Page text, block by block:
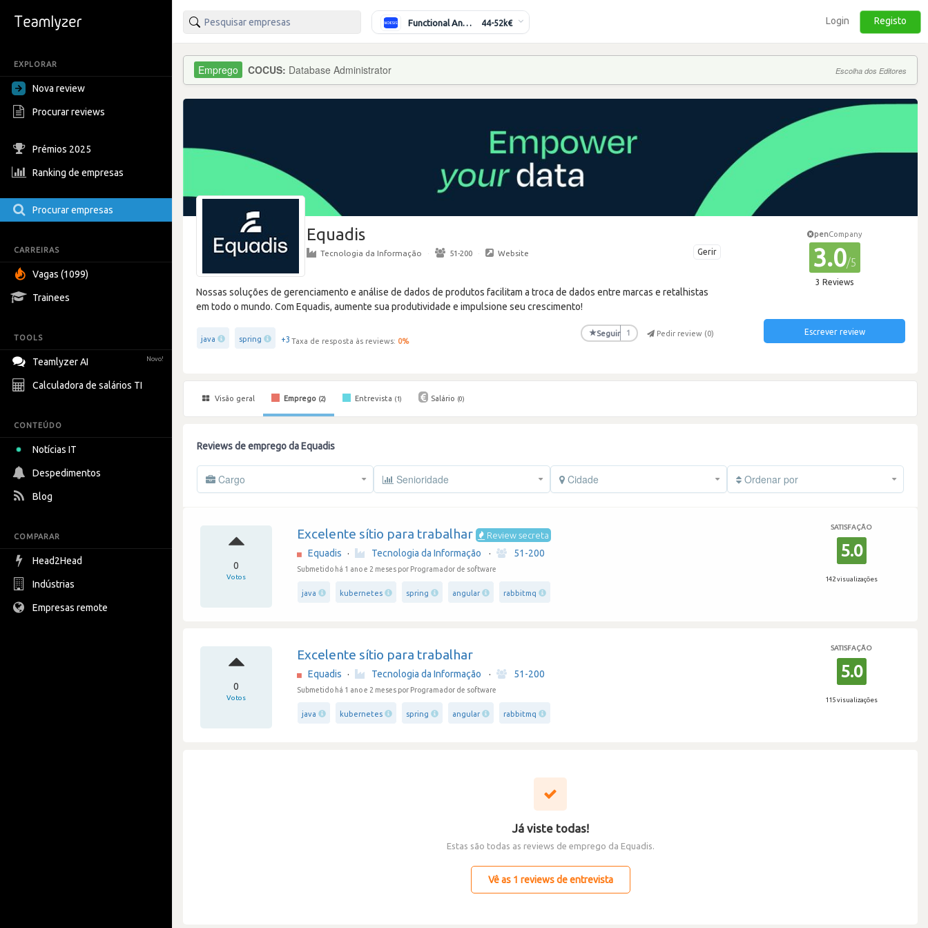
EXPLORAR
Nova review
Procurar reviews
Prémios 2025
Ranking de empresas
Procurar empresas
CARREIRAS
Vagas (1099)
Trainees
TOOLS
Teamlyzer AI Novo!
Calculadora de salários TI
CONTEÚDO
Notícias IT
Despedimentos
Blog
COMPARAR
Head2Head
Indústrias
Empresas remote
Functional Analyst (Banking) 44-52k€ Login Registo
COCUS: Database Administrator Escolha dos Editores
Equadis
Gerir
Tecnologia da Informação · 51-200 · Website
Nossas soluções de gerenciamento e análise de dados de produtos facilitam a troca de dados entre marcas e retalhistas
em todo o mundo. Com Equadis, aumente sua produtividade e impulsione seu crescimento!
java spring +3 Taxa de resposta às reviews: 0%
★Seguir 1 Pedir review (0)
penCompany
3.0/5
3 Reviews
Escrever review
Visão geral Emprego (2) Entrevista (1) Salário (0)
Reviews de emprego da Equadis
Cargo Senioridade Cidade Ordenar por
0
Votos
Excelente sítio para trabalhar Review secreta
Equadis · Tecnologia da Informação · 51-200
Submetido há 1 ano e 2 meses por Programador de software
java kubernetes spring angular rabbitmq
SATISFAÇÃO
5.0
142 visualizações
0
Votos
Excelente sítio para trabalhar
Equadis · Tecnologia da Informação · 51-200
Submetido há 1 ano e 2 meses por Programador de software
java kubernetes spring angular rabbitmq
SATISFAÇÃO
5.0
115 visualizações
Já viste todas!
Estas são todas as reviews de emprego da Equadis.
Vê as 1 reviews de entrevista